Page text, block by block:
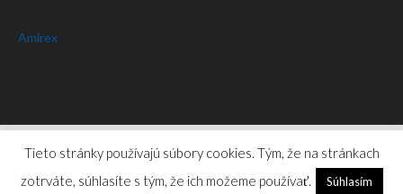
Amirex
Amirex© 2026. Privacy Policy
Tieto stránky používajú súbory cookies. Tým, že na stránkach
zotrváte, súhlasíte s tým, že ich možeme používať.
Súhlasím